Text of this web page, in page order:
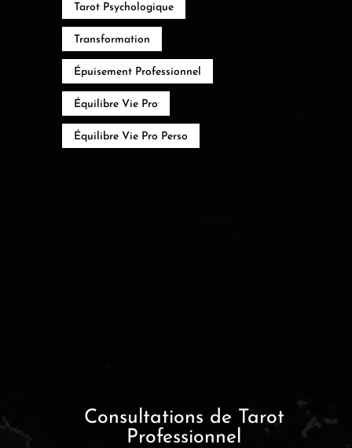
Tarot Psychologique
Transformation
Épuisement Professionnel
Équilibre Vie Pro
Équilibre Vie Pro Perso
Consultations de Tarot
Professionnel